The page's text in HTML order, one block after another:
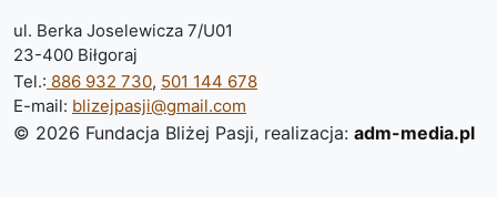
ul. Berka Joselewicza 7/U01
23-400 Biłgoraj
Tel.: 886 932 730, 501 144 678
E-mail: blizejpasji@gmail.com
© 2026 Fundacja Bliżej Pasji, realizacja: adm-media.pl